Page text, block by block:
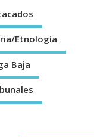
Etnología
Baja